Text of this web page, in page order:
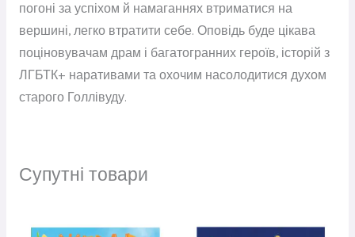
погоні за успіхом й намаганнях втриматися на
вершині, легко втратити себе. Оповідь буде цікава
поціновувачам драм і багатогранних героїв, історій з
ЛГБТК+ наративами та охочим насолодитися духом
старого Голлівуду.
Супутні товари